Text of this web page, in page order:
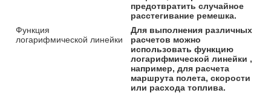
предотвратить случайное
расстегивание ремешка.
Функция
логарифмической линейки
Для выполнения различных
расчетов можно
использовать функцию
логарифмической линейки ,
например, для расчета
маршрута полета, скорости
или расхода топлива.